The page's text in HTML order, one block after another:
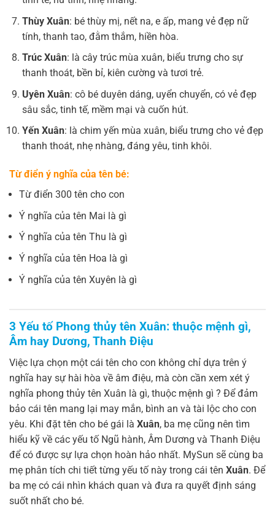
Thùy Xuân: bé thùy mị, nết na, e ấp, mang vẻ đẹp nữ
tính, thanh tao, đằm thắm, hiền hòa.
Trúc Xuân: là cây trúc mùa xuân, biểu trưng cho sự
thanh thoát, bền bỉ, kiên cường và tươi trẻ.
Uyên Xuân: cô bé duyên dáng, uyển chuyển, có vẻ đẹp
sâu sắc, tinh tế, mềm mại và cuốn hút.
Yến Xuân: là chim yến mùa xuân, biểu trưng cho vẻ đẹp
thanh thoát, nhẹ nhàng, đáng yêu, tinh khôi.
Từ điển ý nghĩa của tên bé:
Từ điển 300 tên cho con
Ý nghĩa của tên Mai là gì
Ý nghĩa của tên Thu là gì
Ý nghĩa của tên Hoa là gì
Ý nghĩa của tên Xuyên là gì
3 Yếu tố Phong thủy tên Xuân: thuộc mệnh gì,
Âm hay Dương, Thanh Điệu
Việc lựa chọn một cái tên cho con không chỉ dựa trên ý
nghĩa hay sự hài hòa về âm điệu, mà còn cần xem xét ý
nghĩa phong thủy tên Xuân là gì, thuộc mệnh gì ? Để đảm
bảo cái tên mang lại may mắn, bình an và tài lộc cho con
yêu. Khi đặt tên cho bé gái là Xuân, ba mẹ cũng nên tìm
hiểu kỹ về các yếu tố Ngũ hành, Âm Dương và Thanh Điệu
để có được sự lựa chọn hoàn hảo nhất. MySun sẽ cùng ba
mẹ phân tích chi tiết từng yếu tố này trong cái tên Xuân. Để
ba mẹ có cái nhìn khách quan và đưa ra quyết định sáng
suốt nhất cho bé.